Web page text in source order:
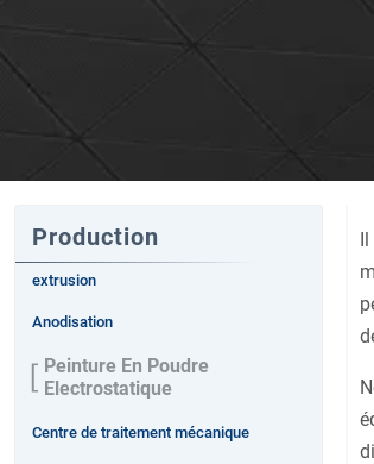
Production
extrusion
Anodisation
Peinture En Poudre
Electrostatique
Centre de traitement mécanique
Il